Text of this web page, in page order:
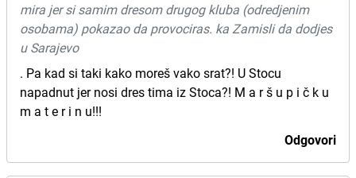
mira jer si samim dresom drugog kluba (odredjenim
osobama) pokazao da provociras. ka Zamisli da dodjes
u Sarajevo
. Pa kad si taki kako moreš vako srat?! U Stocu
napadnut jer nosi dres tima iz Stoca?! M a r š u p i č k u
m a t e r i n u!!!
Odgovori